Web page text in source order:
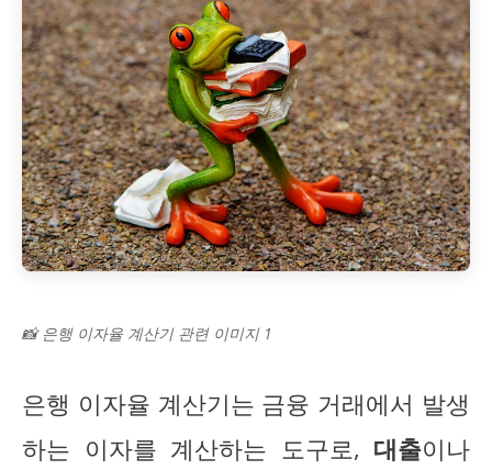
📸 은행 이자율 계산기 관련 이미지 1
은행 이자율 계산기는 금융 거래에서 발생
하는 이자를 계산하는 도구로, 대출이나